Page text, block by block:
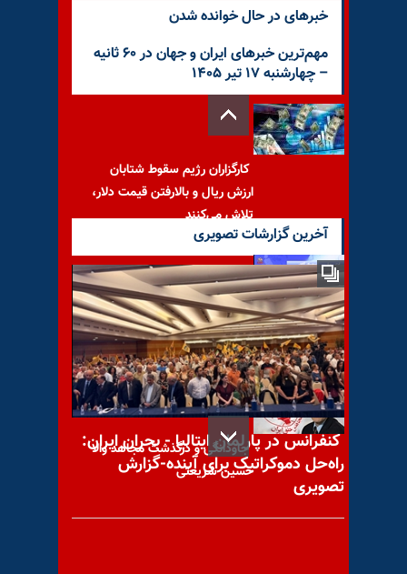
خبرهای در حال خوانده شدن
مهم‌ترین خبرهای ایران و جهان در ۶۰ ثانیه
– چهار‌شنبه ۱۷ تیر ۱۴۰۵
کارگزاران رژیم سقوط شتابان
ارزش ریال و بالارفتن قیمت دلار،
تلاش می‌کنند
ابوالقاسم رضایی در سی‌امین
گلریزان همیاری با سیمای آزادی
جاودانگی و درگذشت مجاهد والا
حسین شریعتی
آخرین گزارشات تصویری
کنفرانس در پارلمان ایتالیا - بحران ایران:
راه‌حل دموکراتیک برای آینده-گزارش
تصویری